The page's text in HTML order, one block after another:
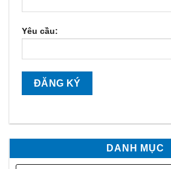
Yêu cầu:
DANH MỤC